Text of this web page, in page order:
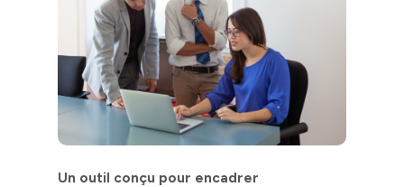
Un outil conçu pour encadrer